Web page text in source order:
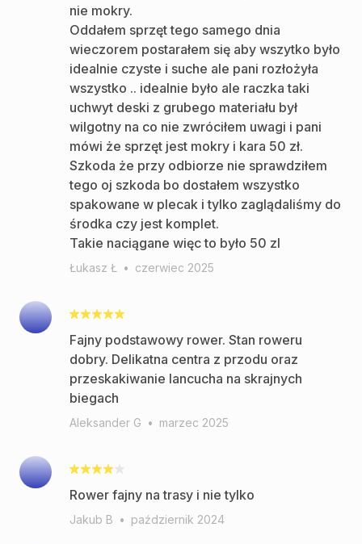
nie mokry.
Oddałem sprzęt tego samego dnia
wieczorem postarałem się aby wszytko było
idealnie czyste i suche ale pani rozłożyła
wszystko .. idealnie było ale raczka taki
uchwyt deski z grubego materiału był
wilgotny na co nie zwróciłem uwagi i pani
mówi że sprzęt jest mokry i kara 50 zł.
Szkoda że przy odbiorze nie sprawdziłem
tego oj szkoda bo dostałem wszystko
spakowane w plecak i tylko zaglądaliśmy do
środka czy jest komplet.
Takie naciągane więc to było 50 zl
Łukasz Ł • czerwiec 2025
Fajny podstawowy rower. Stan roweru
dobry. Delikatna centra z przodu oraz
przeskakiwanie lancucha na skrajnych
biegach
Aleksander G • marzec 2025
Rower fajny na trasy i nie tylko
Jakub B • październik 2024